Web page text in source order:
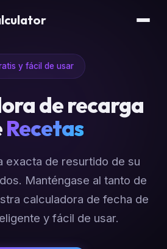
y fácil de usar
de recarga
Recetas
exacta de resurtido de su
Manténgase al tanto de
calculadora de fecha de
y fácil de usar.